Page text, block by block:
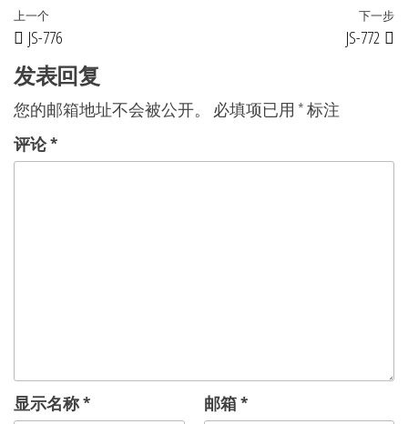
文
章
导
航
上
一
篇
章
上一个
JS-776
下一步
JS-772
发表回复
您的邮箱地址不会被公开。 必填项已用 *标注
评论*
显示名称* 邮箱*